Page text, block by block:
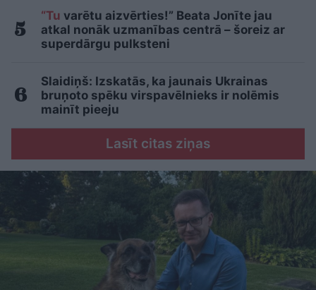
“Tu varētu aizvērties!” Beata Jonīte jau
atkal nonāk uzmanības centrā – šoreiz ar
superdārgu pulksteni
Slaidiņš: Izskatās, ka jaunais Ukrainas
bruņoto spēku virspavēlnieks ir nolēmis
mainīt pieeju
Lasīt citas ziņas